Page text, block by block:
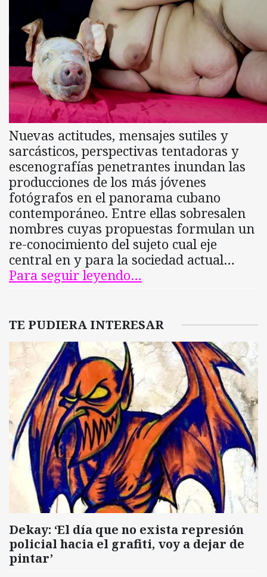
Nuevas actitudes, mensajes sutiles y
sarcásticos, perspectivas tentadoras y
escenografías penetrantes inundan las
producciones de los más jóvenes
fotógrafos en el panorama cubano
contemporáneo. Entre ellas sobresalen
nombres cuyas propuestas formulan un
re-conocimiento del sujeto cual eje
central en y para la sociedad actual…
Para seguir leyendo…
TE PUDIERA INTERESAR
Dekay: ‘El día que no exista represión
policial hacia el grafiti, voy a dejar de
pintar’